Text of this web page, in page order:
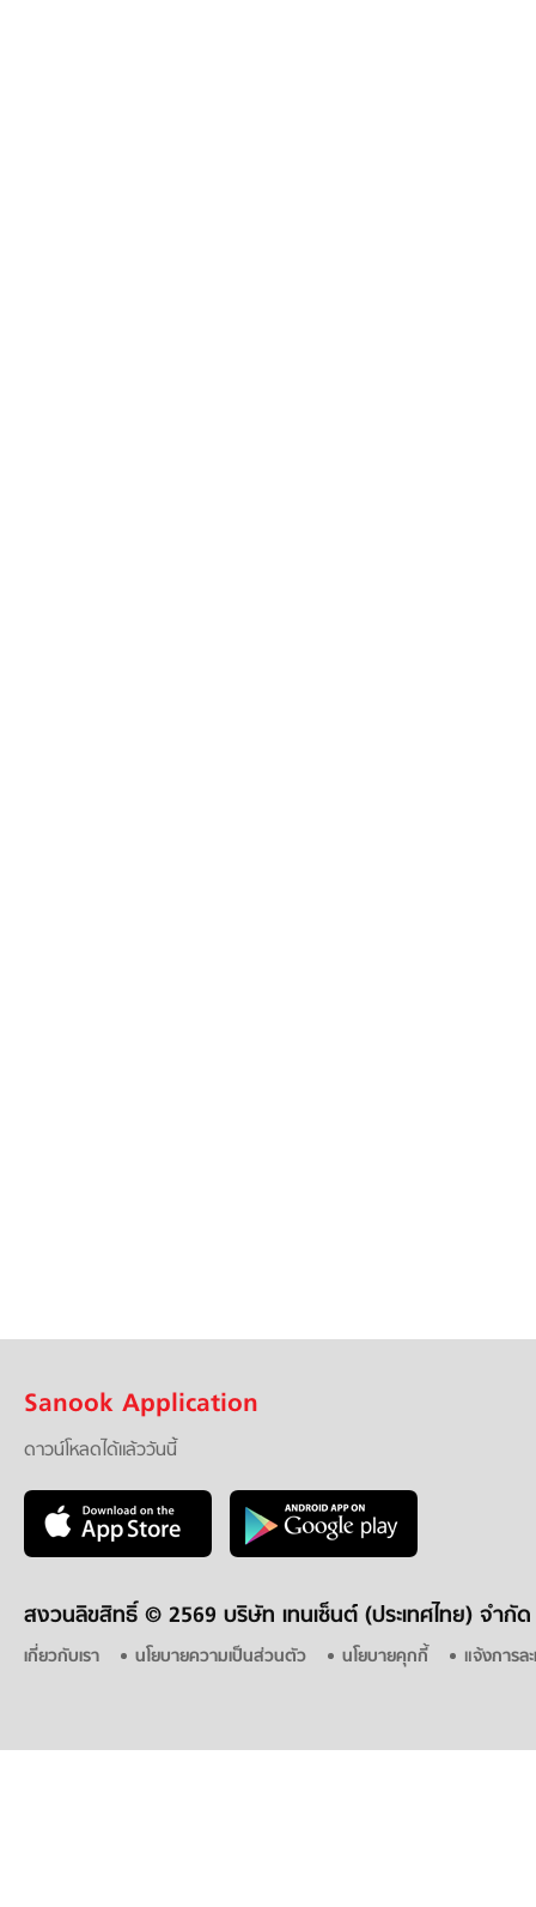
Sanook Application
ดาวน์โหลดได้แล้ววันนี้
สงวนลิขสิทธิ์ © 2569 บริษัท เทนเซ็นต์ (ประเทศไทย) จำกัด
เกี่ยวกับเรา นโยบายความเป็นส่วนตัว นโยบายคุกกี้ แจ้งการล